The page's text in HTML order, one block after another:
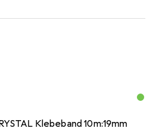
Klebeband 10m:19mm